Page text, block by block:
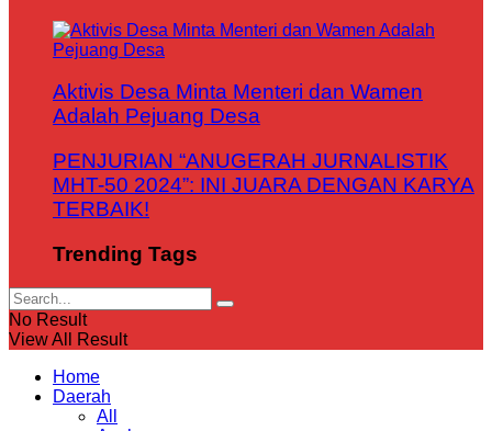
Aktivis Desa Minta Menteri dan Wamen
Adalah Pejuang Desa
PENJURIAN “ANUGERAH JURNALISTIK
MHT-50 2024”: INI JUARA DENGAN KARYA
TERBAIK!
Trending Tags
No Result
View All Result
Home
Daerah
All